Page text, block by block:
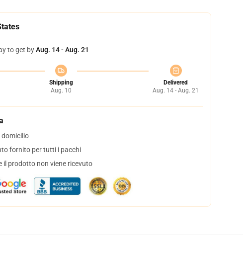
to get byAug. 14 - Aug. 21
Shipping
Aug. 10
Delivered
Aug. 14 - Aug. 21
domicilio
fornito per tutti i pacchi
il prodotto non viene ricevuto